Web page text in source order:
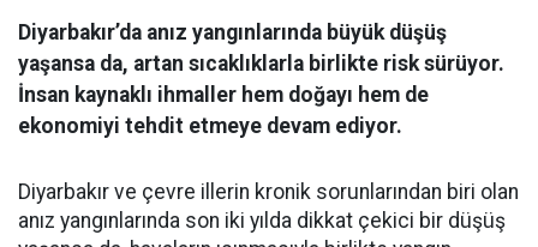
Diyarbakır’da anız yangınlarında büyük düşüş
yaşansa da, artan sıcaklıklarla birlikte risk sürüyor.
İnsan kaynaklı ihmaller hem doğayı hem de
ekonomiyi tehdit etmeye devam ediyor.
Diyarbakır ve çevre illerin kronik sorunlarından biri olan
anız yangınlarında son iki yılda dikkat çekici bir düşüş